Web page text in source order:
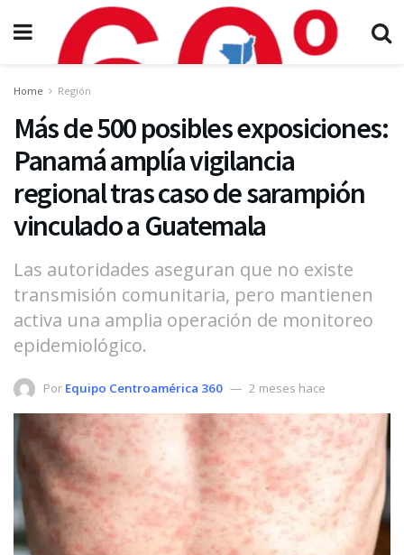
Home Región
Más de 500 posibles exposiciones:
Panamá amplía vigilancia
regional tras caso de sarampión
vinculado a Guatemala
Las autoridades aseguran que no existe
transmisión comunitaria, pero mantienen
activa una amplia operación de monitoreo
epidemiológico.
Por Equipo Centroamérica 360 2 meses hace